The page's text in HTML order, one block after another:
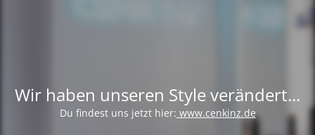
Wir haben unseren Style verändert...
Du findest uns jetzt hier: www.cenkinz.de